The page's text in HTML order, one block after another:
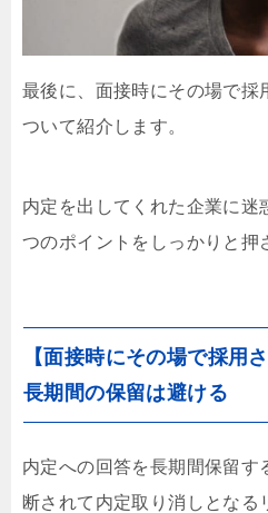
最後に、面接時にその場で採
ついて紹介します。
内定を出してくれた企業に迷
つのポイントをしっかりと押
【面接時にその場で採用
長期間の保留は避ける
内定への回答を長期間保留す
断されて内定取り消しとなる